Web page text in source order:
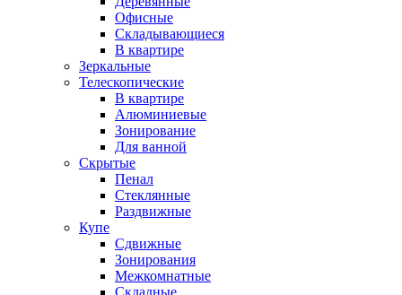
Офисные
Складывающиеся
В квартире
Зеркальные
Телескопические
В квартире
Алюминиевые
Зонирование
Для ванной
Скрытые
Пенал
Стеклянные
Раздвижные
Купе
Сдвижные
Зонирования
Межкомнатные
Складные